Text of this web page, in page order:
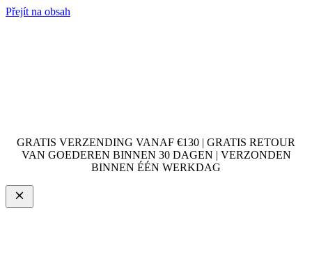
Přejít na obsah
GRATIS VERZENDING VANAF €130 | GRATIS RETOUR
VAN GOEDEREN BINNEN 30 DAGEN | VERZONDEN
BINNEN ÉÉN WERKDAG